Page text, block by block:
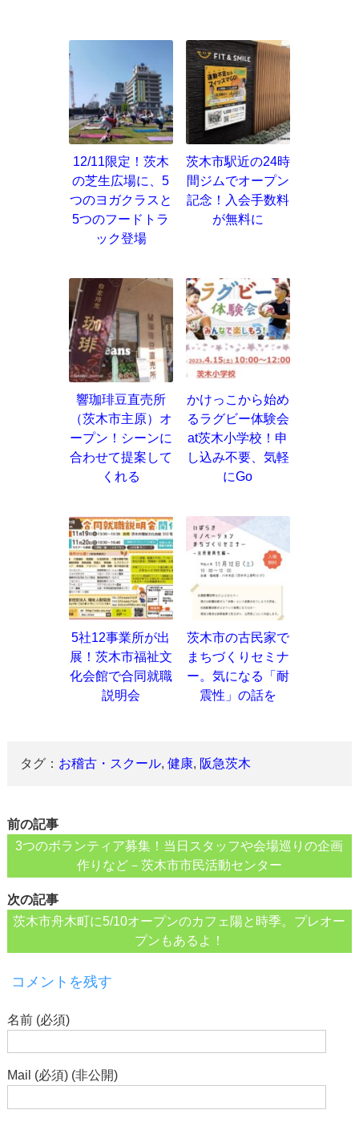
12/11限定！茨木
の芝生広場に、5
つのヨガクラスと
5つのフードトラ
ック登場
茨木市駅近の24時
間ジムでオープン
記念！入会手数料
が無料に
響珈琲豆直売所
（茨木市主原）オ
ープン！シーンに
合わせて提案して
くれる
かけっこから始め
るラグビー体験会
at茨木小学校！申
し込み不要、気軽
にGo
5社12事業所が出
展！茨木市福祉文
化会館で合同就職
説明会
茨木市の古民家で
まちづくりセミナ
ー。気になる「耐
震性」の話を
タグ： お稽古・スクール,健康, 阪急茨木
前の記事
3つのボランティア募集！当日スタッフや会場巡りの企画
作りなど－茨木市市民活動センター
次の記事
茨木市舟木町に5/10オープンのカフェ陽と時季。プレオー
プンもあるよ！
コメントを残す
名前 (必須)
Mail (必須) (非公開)